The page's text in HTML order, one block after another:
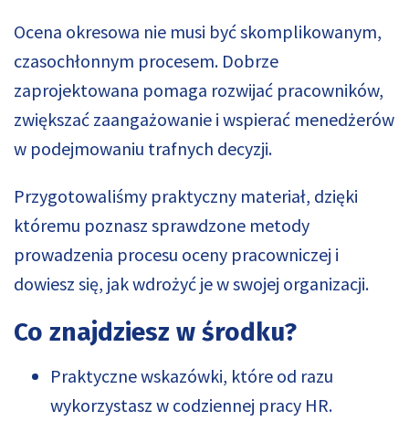
Ocena okresowa nie musi być skomplikowanym,
czasochłonnym procesem. Dobrze
zaprojektowana pomaga rozwijać pracowników,
zwiększać zaangażowanie i wspierać menedżerów
w podejmowaniu trafnych decyzji.
Przygotowaliśmy praktyczny materiał, dzięki
któremu poznasz sprawdzone metody
prowadzenia procesu oceny pracowniczej i
dowiesz się, jak wdrożyć je w swojej organizacji.
Co znajdziesz w środku?
Praktyczne wskazówki, które od razu
wykorzystasz w codziennej pracy HR.